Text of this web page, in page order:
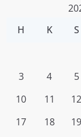
H
K S
3
4 5
10
11 12
17
18 19